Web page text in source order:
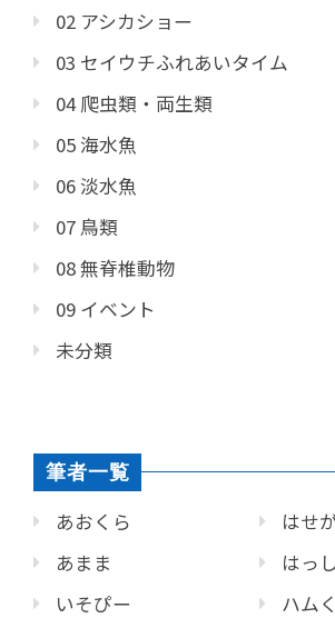
02 アシカショー
03 セイウチふれあいタイム
04 爬虫類・両生類
05 海水魚
06 淡水魚
07 鳥類
08 無脊椎動物
09 イベント
未分類
筆者一覧
あおくら
あまま
いそぴー
はせ
はっし
ハム